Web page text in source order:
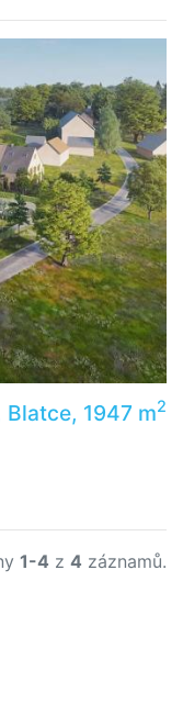
1947 m2
1-4 z 4 záznamů.